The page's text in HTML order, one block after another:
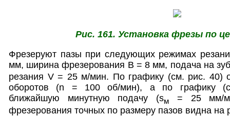
Рис. 161. Установка фрезы по
Фрезеруют пазы при следующих режимах
мм, ширина фрезерования В = 8 мм, подача на
резания V = 25 м/мин. По графику (см. рис. 40)
оборотов (n = 100 об/мин), а по графику
ближайшую минутную подачу (sм = 25 мм/
фрезерования точных по размеру пазов видна на